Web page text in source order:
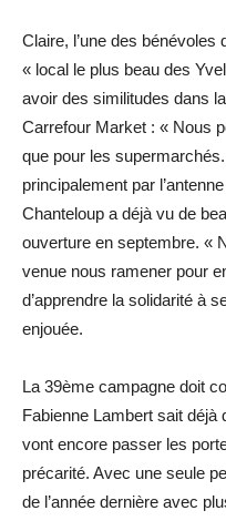
Claire, l’une des
« local le plus beau des
avoir des similitudes dans
Carrefour Market : « Nous
que pour les
principalement par
Chanteloup a déjà vu de
ouverture en septembre. «
venue nous ramener pour
d’apprendre la solidarité à
enjouée.
La 39ème campagne doit
Fabienne Lambert sait
vont encore passer les
précarité. Avec une seule
de l’année dernière avec